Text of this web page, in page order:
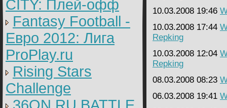
CITY: Плей-офф
Fantasy Football -
Евро 2012: Лига
ProPlay.ru
Rising Stars
Challenge
10.03.2008 19:46
10.03.2008 17:44
Repking
10.03.2008 12:04
Repking
08.03.2008 08:23
06.03.2008 19:41